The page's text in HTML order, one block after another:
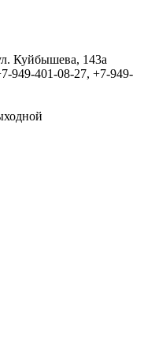
Куйбышева, 143а
949-401-08-27, +7-949-